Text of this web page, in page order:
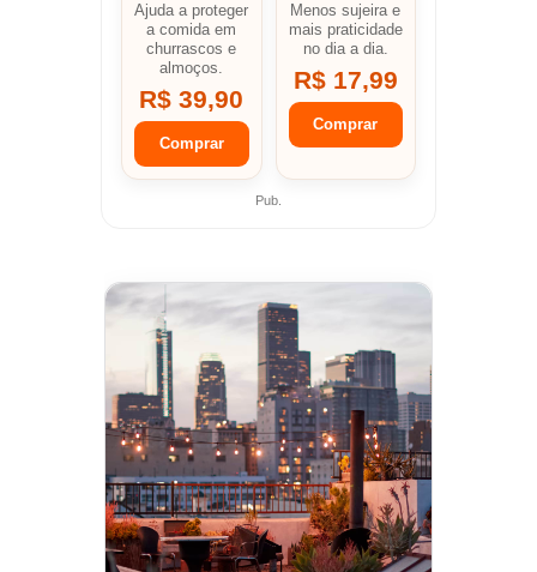
Ajuda a proteger
a comida em
churrascos e
almoços.
R$ 39,90
Comprar
Menos sujeira e
mais praticidade
no dia a dia.
R$ 17,99
Comprar
Pub.